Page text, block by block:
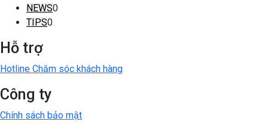
NEWS0
TIPS0
Hỗ trợ
Hotline Chăm sóc khách hàng
Công ty
Chính sách bảo mật